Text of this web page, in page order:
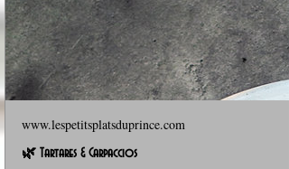
www.lespetitsplatsduprince.com
🌿 Tartares & Carpaccios